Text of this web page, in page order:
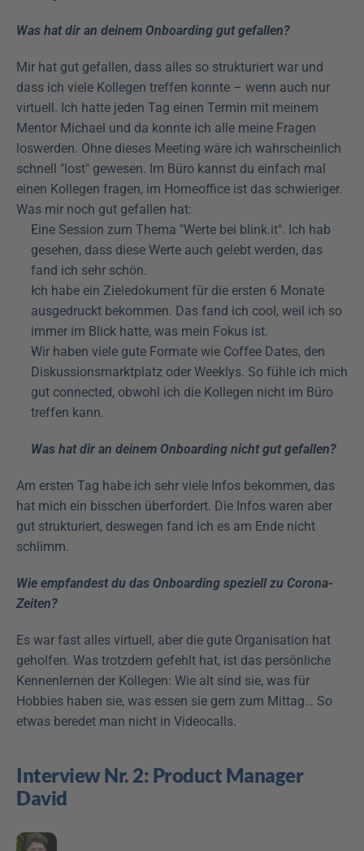
Was hat dir an deinem Onboarding gut gefallen?
Mir hat gut gefallen, dass alles so strukturiert war und
dass ich viele Kollegen treffen konnte – wenn auch nur
virtuell. Ich hatte jeden Tag einen Termin mit meinem
Mentor Michael und da konnte ich alle meine Fragen
loswerden. Ohne dieses Meeting wäre ich wahrscheinlich
schnell "lost" gewesen. Im Büro kannst du einfach mal
einen Kollegen fragen, im Homeoffice ist das schwieriger.
Was mir noch gut gefallen hat:
Eine Session zum Thema "Werte bei blink.it". Ich hab
gesehen, dass diese Werte auch gelebt werden, das
fand ich sehr schön.
Ich habe ein Zieledokument für die ersten 6 Monate
ausgedruckt bekommen. Das fand ich cool, weil ich so
immer im Blick hatte, was mein Fokus ist.
Wir haben viele gute Formate wie Coffee Dates, den
Diskussionsmarktplatz oder Weeklys. So fühle ich mich
gut connected, obwohl ich die Kollegen nicht im Büro
treffen kann.
Was hat dir an deinem Onboarding nicht gut gefallen?
Am ersten Tag habe ich sehr viele Infos bekommen, das
hat mich ein bisschen überfordert. Die Infos waren aber
gut strukturiert, deswegen fand ich es am Ende nicht
schlimm.
Wie empfandest du das Onboarding speziell zu Corona-
Zeiten?
Es war fast alles virtuell, aber die gute Organisation hat
geholfen. Was trotzdem gefehlt hat, ist das persönliche
Kennenlernen der Kollegen: Wie alt sind sie, was für
Hobbies haben sie, was essen sie gern zum Mittag… So
etwas beredet man nicht in Videocalls.
Interview Nr. 2: Product Manager
David